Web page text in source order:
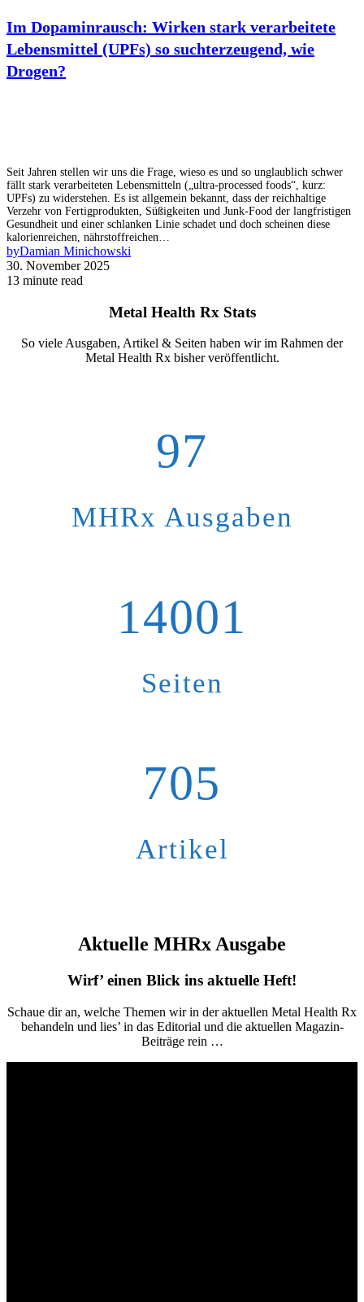
Im Dopaminrausch: Wirken stark verarbeitete
Lebensmittel (UPFs) so suchterzeugend, wie
Drogen?
Seit Jahren stellen wir uns die Frage, wieso es und so unglaublich schwer
fällt stark verarbeiteten Lebensmitteln („ultra-processed foods“, kurz:
UPFs) zu widerstehen. Es ist allgemein bekannt, dass der reichhaltige
Verzehr von Fertigprodukten, Süßigkeiten und Junk-Food der langfristigen
Gesundheit und einer schlanken Linie schadet und doch scheinen diese
kalorienreichen, nährstoffreichen…
byDamian Minichowski
30. November 2025
13 minute read
Metal Health Rx Stats
So viele Ausgaben, Artikel & Seiten haben wir im Rahmen der
Metal Health Rx bisher veröffentlicht.
97
MHRx Ausgaben
14001
Seiten
705
Artikel
Aktuelle MHRx Ausgabe
Wirf’ einen Blick ins aktuelle Heft!
Schaue dir an, welche Themen wir in der aktuellen Metal Health Rx
behandeln und lies’ in das Editorial und die aktuellen Magazin-
Beiträge rein …